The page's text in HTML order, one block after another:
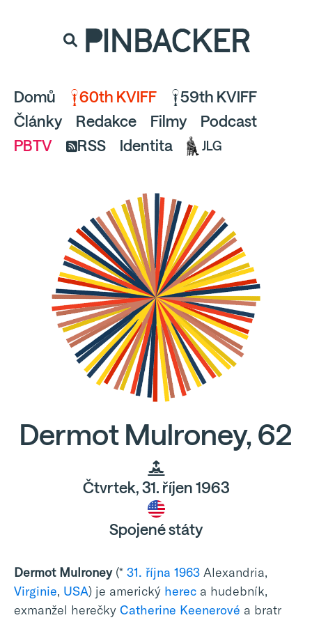
a pusťte se do čtení.
PINBACKER
Domů 60th KVIFF
59th KVIFF
Články
Redakce Filmy
Podcast
PBTV
RSS Identita JLG
Dermot Mulroney, 62
Čtvrtek, 31. říjen 1963
Spojené státy
Dermot Mulroney(* 31. října 1963 Alexandria,
Virginie, USA) je americký herec a hudebník,
exmanžel herečky Catherine Keenerové a bratr